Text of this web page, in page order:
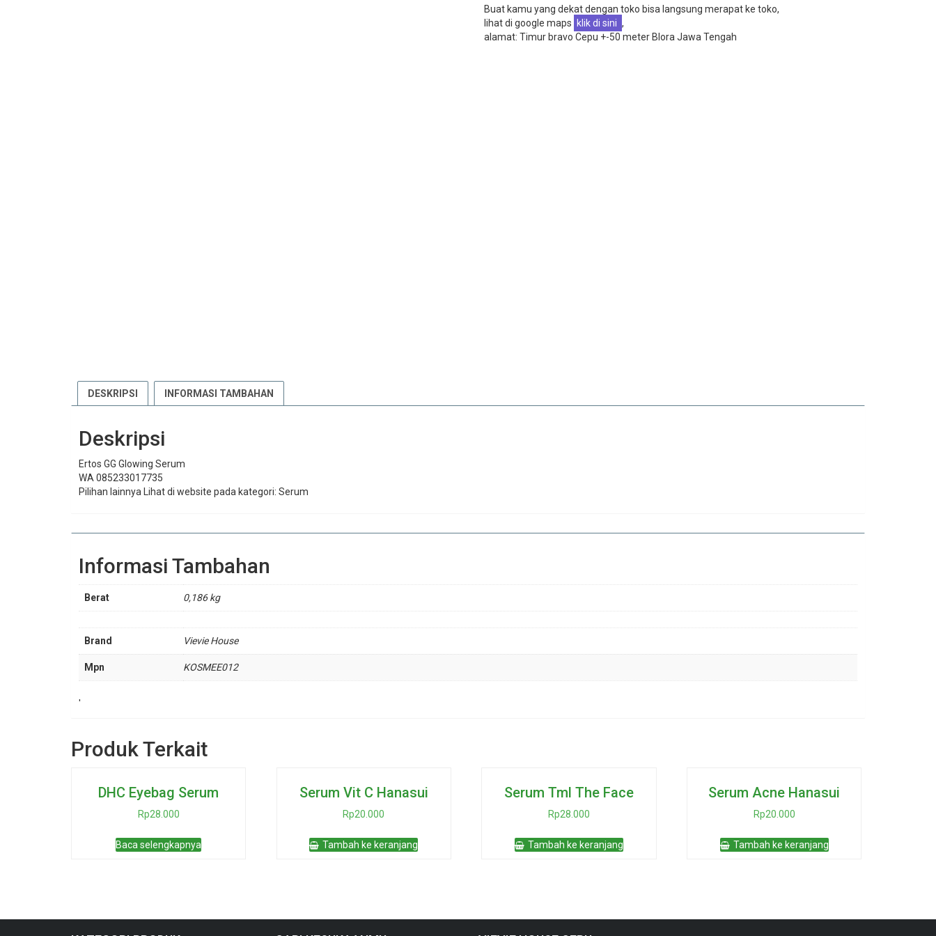
Buat kamu yang dekat dengan toko bisa langsung merapat ke toko,
lihat di google maps
klik di sini ,
alamat: Timur bravo Cepu +-50 meter Blora Jawa Tengah
DESKRIPSI INFORMASI TAMBAHAN
Deskripsi
Ertos GG Glowing Serum
WA 085233017735
Pilihan lainnya Lihat di website pada kategori: Serum
Informasi Tambahan
Berat 0,186 kg
Brand Vievie House
Mpn KOSMEE012
'
Produk Terkait
DHC Eyebag Serum
Rp28.000
Baca selengkapnya
Serum Vit C Hanasui
Rp20.000
Tambah ke keranjang
Serum Tml The Face
Rp28.000
Tambah ke keranjang
Serum Acne Hanasui
Rp20.000
Tambah ke keranjang